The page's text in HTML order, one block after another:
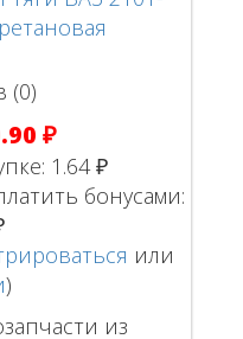
(0)
₽
1.64 ₽
бонусами:
или
)
из